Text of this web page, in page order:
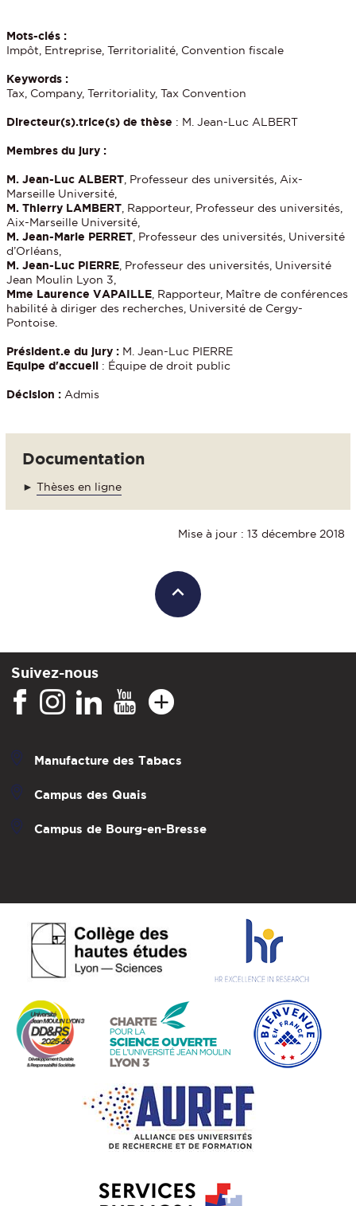
Mots-clés :
Impôt, Entreprise, Territorialité, Convention fiscale
Keywords :
Tax, Company, Territoriality, Tax Convention
Directeur(s).trice(s) de thèse : M. Jean-Luc ALBERT
Membres du jury :
M. Jean-Luc ALBERT , Professeur des universités, Aix-
Marseille Université,
M. Thierry LAMBERT , Rapporteur, Professeur des universités,
Aix-Marseille Université,
M. Jean-Marie PERRET , Professeur des universités, Université
d’Orléans,
M. Jean-Luc PIERRE , Professeur des universités, Université
Jean Moulin Lyon 3,
Mme Laurence VAPAILLE , Rapporteur, Maître de conférences
habilité à diriger des recherches, Université de Cergy-
Pontoise.
Président.e du jury : M. Jean-Luc PIERRE
Equipe d'accueil : Équipe de droit public
Décision : Admis
Documentation
► Thèses en ligne
Mise à jour : 13 décembre 2018
Suivez-nous
Manufacture des Tabacs
Campus des Quais
Campus de Bourg-en-Bresse